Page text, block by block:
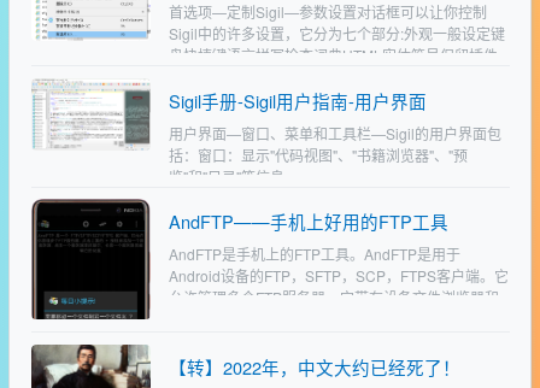
首选项—定制Sigil—参数设置对话框可以让你控制
Sigil中的许多设置，它分为七个部分:外观一般设定键
盘快捷键语言拼写检查词典HTML实体符号保留插件
择…
Sigil手册-Sigil用户指南-用户界面
用户界面—窗口、菜单和工具栏—Sigil的用户界面包
括：窗口：显示"代码视图"、"书籍浏览器"、"预
览"和"目录"等信息…
AndFTP——手机上好用的FTP工具
AndFTP是手机上的FTP工具。AndFTP是用于
Android设备的FTP，SFTP，SCP，FTPS客户端。它
允许管理多个FTP服务器。它带有设备文件浏览器和
【转】2022年，中文大约已经死了！